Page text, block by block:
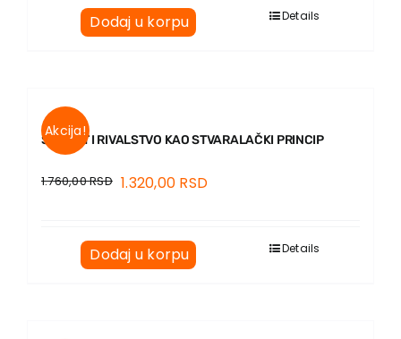
EU PROJEKTI
Dodaj u korpu Details
Akcija!
ŠUBERT I RIVALSTVO KAO STVARALAČKI PRINCIP
1.760,00RSD 1.320,00 RSD
Dodaj u korpu Details